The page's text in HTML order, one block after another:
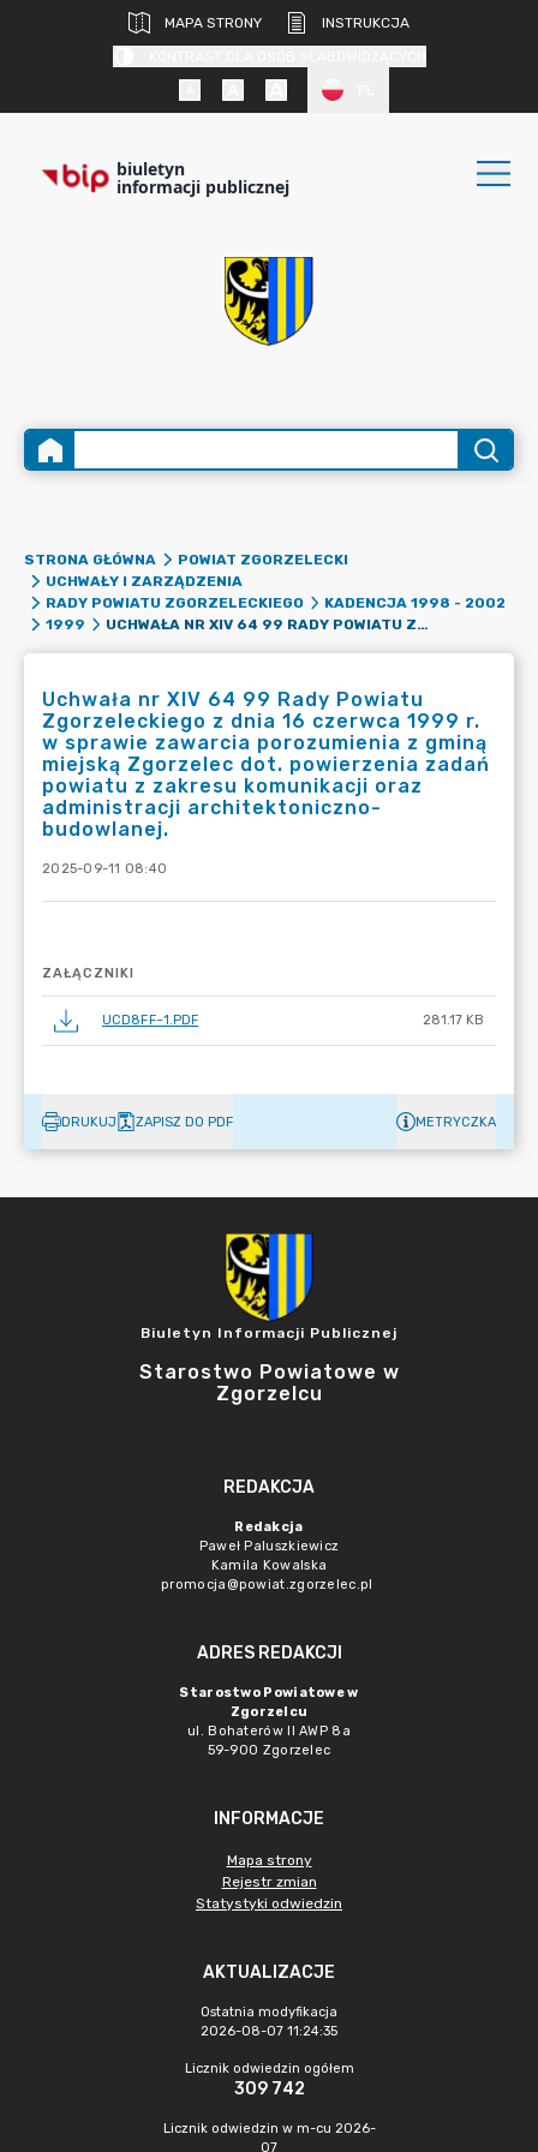
MAPA STRONY
INSTRUKCJA
biuletyn
informacji publicznej
STRONA GŁÓWNA
POWIAT ZGORZELECKI
UCHWAŁY I ZARZĄDZENIA
RADY POWIATU ZGORZELECKIEGO
KADENCJA 1998 - 2002
1999
UCHWAŁA NR XIV 64 99 RADY POWIATU ZGORZELECKIEGO Z DNIA 16 CZERWCA 1999 R. W SPRAWIE ZAWARCIA POROZUMIENIA Z GMINĄ MIEJSKĄ ZGORZELEC DOT. POWIERZENIA ZADAŃ POWIATU Z ZAKRESU KOMUNIKACJI ORAZ ADMINISTRACJI ARCHITEKTONICZNO-BUDOWLANEJ.
Uchwała nr XIV 64 99 Rady Powiatu
Zgorzeleckiego z dnia 16 czerwca 1999 r.
w sprawie zawarcia porozumienia z gminą
miejską Zgorzelec dot. powierzenia zadań
powiatu z zakresu komunikacji oraz
administracji architektoniczno-
budowlanej.
2025-09-11 08:40
ZAŁĄCZNIKI
UCD8FF~1.PDF 281.17 KB
DRUKUJ ZAPISZ DO PDF METRYCZKA
Biuletyn Informacji Publicznej
Starostwo Powiatowe w
Zgorzelcu
REDAKCJA
Redakcja
Paweł Paluszkiewicz
Kamila Kowalska
promocja@powiat.zgorzelec.pl
ADRES REDAKCJI
Starostwo Powiatowe w
Zgorzelcu
ul. Bohaterów II AWP 8a
59-900 Zgorzelec
INFORMACJE
Mapa strony
Rejestr zmian
Statystyki odwiedzin
AKTUALIZACJE
Ostatnia modyfikacja
2026-08-07 11:24:35
Licznik odwiedzin ogółem
309 742
Licznik odwiedzin w m-cu 2026-
07